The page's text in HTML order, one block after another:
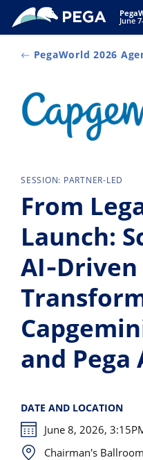
Vai direttamente al
June
PegaWorld 2026
SESSION: PARTNER-LED
From
Launch:
and Pega
DATE AND LOCATION
June 8, 2026,
Chairman's